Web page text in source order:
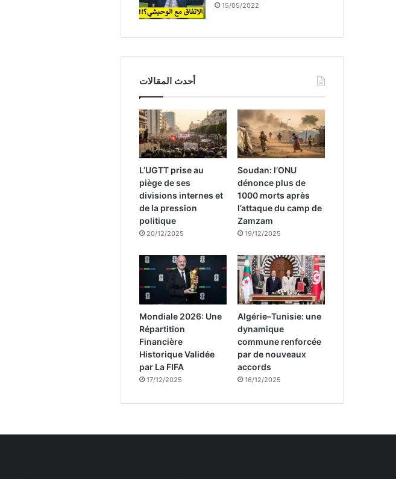
15/05/2022
أحدث المقالات
L’UGTT prise au
piège de ses
divisions internes et
de la pression
politique
20/12/2025
Soudan: l’ONU
dénonce plus de
1000 morts après
l’attaque du camp de
Zamzam
19/12/2025
Mondiale 2026: Une
Répartition
Financière
Historique Validée
par La FIFA
17/12/2025
Algérie–Tunisie: une
dynamique
commune renforcée
par de nouveaux
accords
16/12/2025